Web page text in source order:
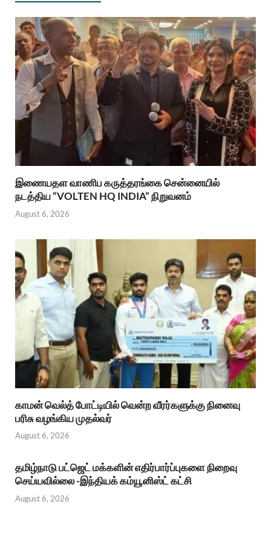
இணையதள வாணிப கருத்தரங்கை சென்னையில்
நடத்திய “VOLTEN HQ INDIA” நிறுவனம்
August 6, 2026
காமன் வெல்த் போட்டியில் வென்ற வீரர்களுக்கு நினைவு
பரிசு வழங்கிய முதல்வர்
August 6, 2026
தமிழ்நாடு பட்ஜெட் மக்களின் எதிர்பார்ப்புகளை நிறைவு
செய்யவில்லை -இந்தியக் கம்யூனிஸ்ட் கட்சி
August 6, 2026